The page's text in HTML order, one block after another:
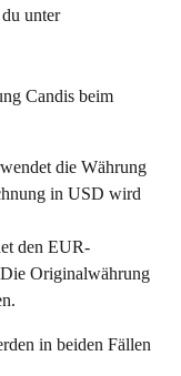
unter
Candis beim
die Währung
in USD wird
den EUR-
Originalwährung
in beiden Fällen